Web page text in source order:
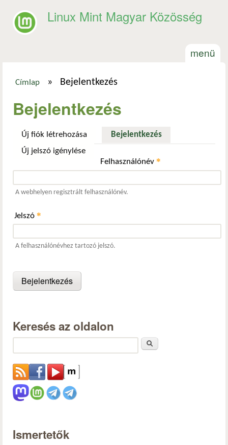
Linux Mint Magyar Közösség
menü
Címlap » Bejelentkezés
Bejelentkezés
Új fiók létrehozása Bejelentkezés(aktív fül)
Új jelszó igénylése
Felhasználónév*
A webhelyen regisztrált felhasználónév.
Jelszó *
A felhasználónévhez tartozó jelszó.
Keresés az oldalon
Ismertetők